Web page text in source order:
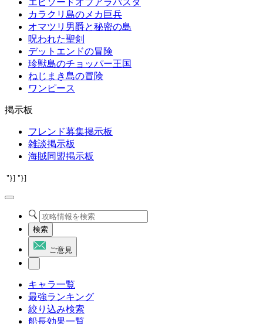
エピソードオブアラバスタ
カラクリ島のメカ巨兵
オマツリ男爵と秘密の島
呪われた聖剣
デットエンドの冒険
珍獣島のチョッパー王国
ねじまき島の冒険
ワンピース
掲示板
フレンド募集掲示板
雑談掲示板
海賊同盟掲示板
"}] "}]
検索
ご意見
キャラ一覧
最強ランキング
絞り込み検索
船長効果一覧